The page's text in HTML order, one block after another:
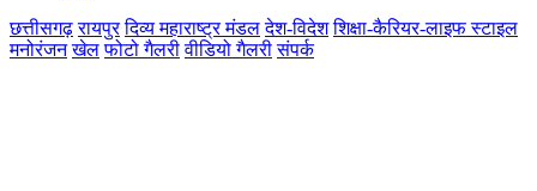
छत्तीसगढ़ रायपुर दिव्य महाराष्ट्र मंडल देश-विदेश शिक्षा-कैरियर-लाइफ स्टाइल
मनोरंजन खेल फोटो गैलरी वीडियो गैलरी संपर्क